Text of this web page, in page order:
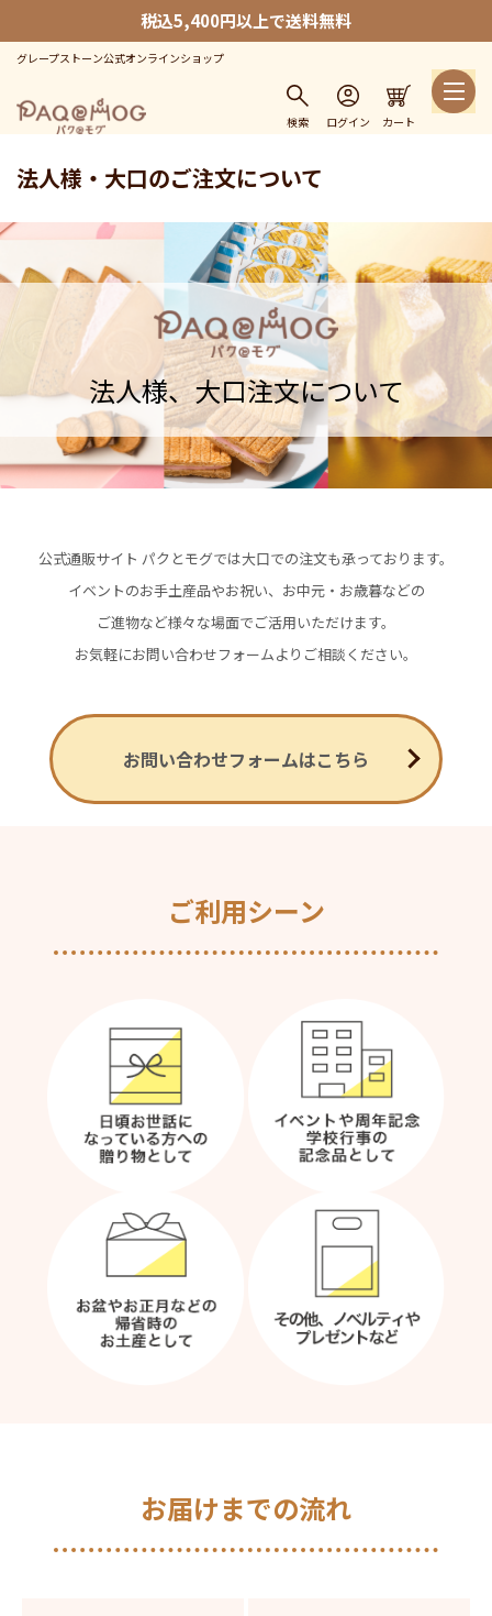
税込5,400円以上で送料無料
グレープストーン公式オンラインショップ
検索 ログイン カート
法人様・大口のご注文について
法人様、大口注文について
公式通販サイト パクとモグでは大口での注文も承っております。
イベントのお手土産品やお祝い、お中元・お歳暮などの
ご進物など様々な場面でご活用いただけます。
お気軽にお問い合わせフォームよりご相談ください。
お問い合わせフォームはこちら
ご利用シーン
お届けまでの流れ